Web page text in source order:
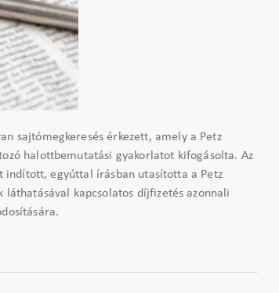
sajtómegkeresés érkezett, amely a Petz
halottbemutatási gyakorlatot kifogásolta. Az
indított, egyúttal írásban utasította a Petz
kapcsolatos díjfizetés azonnali